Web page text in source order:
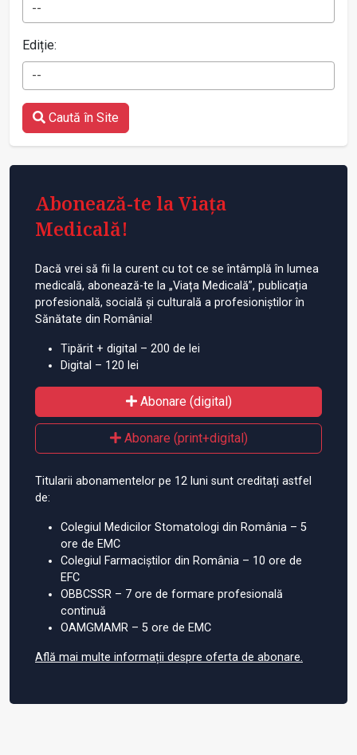
--
Ediție:
--
Caută în Site
Abonează-te la Viața
Medicală!
Dacă vrei să fii la curent cu tot ce se întâmplă în lumea
medicală, abonează-te la „Viața Medicală”, publicația
profesională, socială și culturală a profesioniștilor în
Sănătate din România!
Tipărit + digital – 200 de lei
Digital – 120 lei
Abonare (digital)
Abonare (print+digital)
Titularii abonamentelor pe 12 luni sunt creditați astfel
de:
Colegiul Medicilor Stomatologi din România – 5
ore de EMC
Colegiul Farmaciștilor din România – 10 ore de
EFC
OBBCSSR – 7 ore de formare profesională
continuă
OAMGMAMR – 5 ore de EMC
Află mai multe informații despre oferta de abonare.